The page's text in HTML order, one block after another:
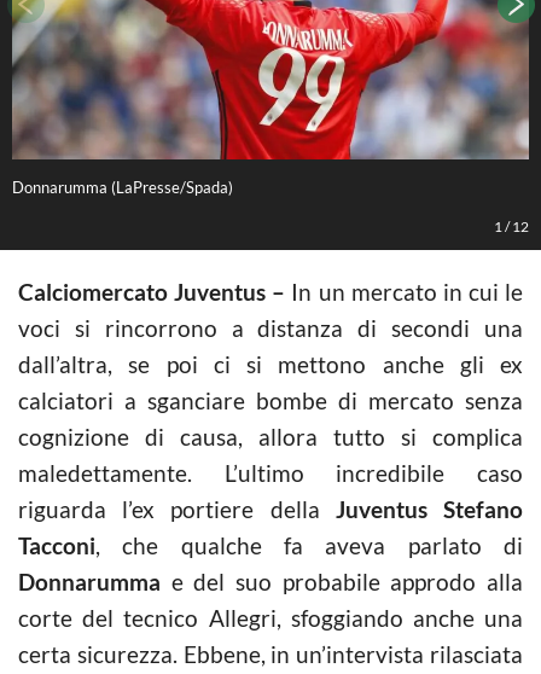
Donnarumma (LaPresse/Spada)
1 /12
Calciomercato Juventus – In un mercato in cui le
voci si rincorrono a distanza di secondi una
dall’altra, se poi ci si mettono anche gli ex
calciatori a sganciare bombe di mercato senza
cognizione di causa, allora tutto si complica
maledettamente. L’ultimo incredibile caso
riguarda l’ex portiere della Juventus Stefano
Tacconi, che qualche fa aveva parlato di
Donnarumma e del suo probabile approdo alla
corte del tecnico Allegri, sfoggiando anche una
certa sicurezza. Ebbene, in un’intervista rilasciata